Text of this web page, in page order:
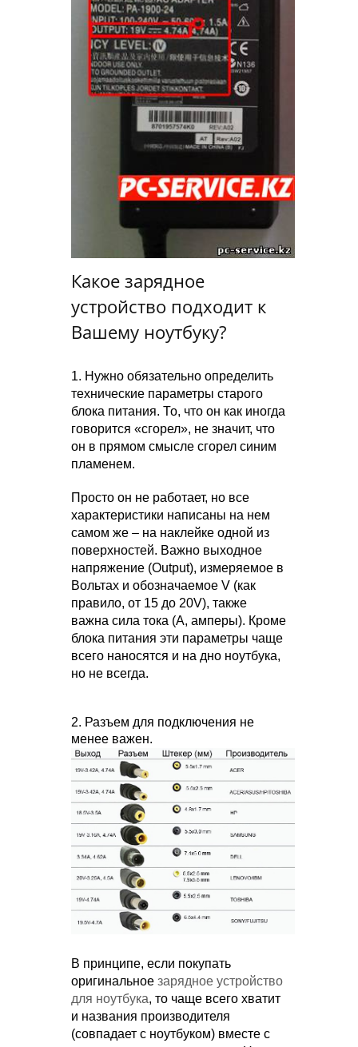
Какое зарядное
устройство подходит к
Вашему ноутбуку?
1. Нужно обязательно определить
технические параметры старого
блока питания. То, что он как иногда
говорится «сгорел», не значит, что
он в прямом смысле сгорел синим
пламенем.
Просто он не работает, но все
характеристики написаны на нем
самом же – на наклейке одной из
поверхностей. Важно выходное
напряжение (Output), измеряемое в
Вольтах и обозначаемое V (как
правило, от 15 до 20V), также
важна сила тока (A, амперы). Кроме
блока питания эти параметры чаще
всего наносятся и на дно ноутбука,
но не всегда.
2. Разъем для подключения не
менее важен.
В принципе, если покупать
оригинальное зарядное устройство
для ноутбука, то чаще всего хватит
и названия производителя
(совпадает с ноутбуком) вместе с